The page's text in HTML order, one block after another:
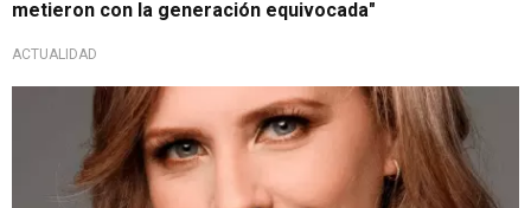
metieron con la generación equivocada"
ACTUALIDAD